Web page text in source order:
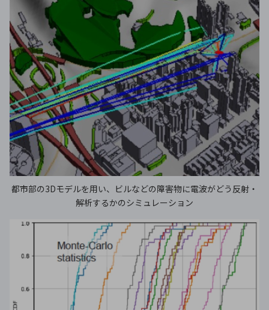
都市部の3Dモデルを用い、ビルなどの障害物に電波がどう反射・
解析するかのシミュレーション